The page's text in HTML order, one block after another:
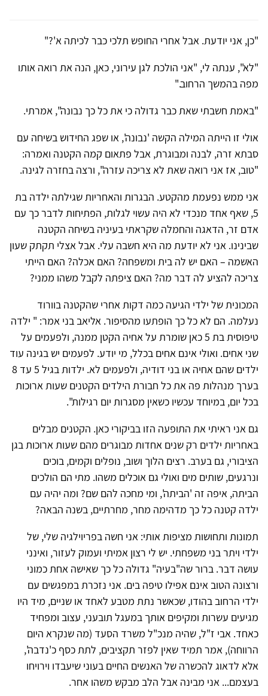
"כן, אני יודעת. אבל אחרי החופש תלכי כבר לכיתה א'?"
"לא", ענתה לי, "אני הולכת לגן עירוני, כאן, הנה את רואה אותו
מפה בהמשך הרחוב."
"באמת חשבתי שאת כבר גדולה כי את כל כך נבונה", אמרתי.
אולי זו הייתה המילה הקשה 'נבונה', או שפג החידוש בשיחה עם
סבתא זרה, לבנה ומבוגרת, אבל פתאום קמה הקטנה ואמרה:
"טוב, אז אני רואה שאת לא צריכה עזרה", ורצה בחזרה לגינה.
אני ממש נפעמת מהקטע. הבגרות והאחריות שגילתה ילדה בת
5, שאף אחד מנכדי לא היה עשוי לגלות, הפתיחות לדבר כך עם
אדם זר, הדאגה והחמלה שקראתי בעיניה בשיחה הקטנה
שבינינו. אני לא יודעת מה היא חשבה עלי. אבל אצלי תקתק שעון
האשמה – האם יש לה בית ומשפחה? האם אכלה? האם הייתי
צריכה להציע לה דבר מה? האם ציפתה לקבל משהו ממני?
המכונית של ילדי הגיעה כמה דקות אחרי שהקטנה בוורוד
נעלמה. הם לא כל כך הופתעו מהסיפור. אליאב בני אמר: " ילדה
טיפוסית בת 5 כאן שומרת על אחיה הקטן ממנה, ולפעמים על
שני אחים. ואולי אינם אחים בכלל, מי יודע. לפעמים יש בגינה עוד
ילדים שהם אחיה או בני דודיה, ולפעמים לא. ילדות בגיל 5 עד 8
בערך מנהלות פה את כל חבורת הילדים הקטנים שעות ארוכות
בכל יום, במיוחד עכשיו כשאין מסגרות יום רגילות".
גם אני ראיתי את התופעה הזו בביקורי כאן. הקטנים מבלים
באחריות ילדים רק שנים אחדות מבוגרים מהם שעות ארוכות בגן
הציבורי, גם בערב. רצים הלוך ושוב, נופלים וקמים, בוכים
ונרגעים, שותים מים ואולי גם אוכלים משהו. מתי הם הולכים
הביתה, איפה זה 'הביתה', ומי מחכה להם שם? ומה יהיה עם
ילדה קטנה כל כך מדהימה מחר, מחרתיים, בשנה הבאה?
תמונות ותחושות מציפות אותי: אני חשה בפריוילגיה שלי, של
ילדי ויתר בני משפחתי. יש לי רצון אמיתי ועמוק לעזור, ואינני
עושה דבר. ברור שה"בעיה" גדולה כל כך שאישה אחת כמוני
ורצונה הטוב אינם אפילו טיפה בים. אני נזכרת במפגשים עם
ילדי הרחוב בהודו, שכאשר נתת מטבע לאחד או שניים, מיד היו
מגיעים עשרות ומקיפים אותך במעגל תובעני, עצוב ומפחיד
כאחד. אבי ז"ל, שהיה מנכ"ל משרד הסעד (מה שנקרא היום
הרווחה), אמר תמיד שאין לפזר תקציבים, לתת כסף כ'נדבה',
אלא לדאוג להכשרה של האנשים החיים בעוני שיעבדו וירויחו
בעצמם... אני מבינה אבל הלב מבקש משהו אחר.